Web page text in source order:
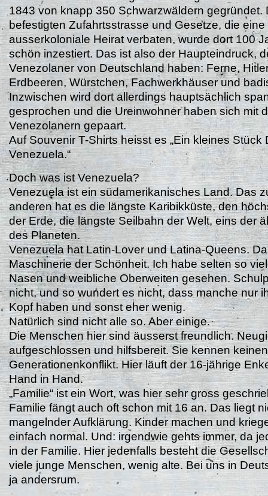
1843 von knapp 350 Schwarzwäldern gegründet.
befestigten Zufahrtsstrasse und Gesetze, die eine
ausserkoloniale Heirat verbaten, wurde dort 100
schön inzestiert. Das ist also der Haupteindruck,
Venezolaner von Deutschland haben: Ferne,
Erdbeeren, Würstchen, Fachwerkhäuser und
Inzwischen wird dort allerdings hauptsächlich
gesprochen und die Ureinwohner haben sich mit
Venezolanern gepaart.
Auf Souvenir T-Shirts heisst es „Ein kleines Stück
Venezuela.“
Doch was ist Venezuela?
Venezuela ist ein südamerikanisches Land. Das
anderen hat es die längste Karibikküste, den
der Erde, die längste Seilbahn der Welt, eins der
des Planeten.
Venezuela hat Latin-Lover und Latina-Queens.
Maschinerie der Schönheit. Ich habe selten so
Nasen und weibliche Oberweiten gesehen.
nicht, und so wundert es nicht, dass manche nur
Kopf haben und sonst eher wenig.
Natürlich sind nicht alle so. Aber einige.
Die Menschen hier sind äusserst freundlich.
aufgeschlossen und hilfsbereit. Sie kennen keinen
Generationenkonflikt. Hier läuft der 16-jährige
Hand in Hand.
„Familie“ ist ein Wort, was hier sehr gross
Familie fängt auch oft schon mit 16 an. Das liegt
mangelnder Aufklärung. Kinder machen und
einfach normal. Und: irgendwie gehts immer, da
in der Familie. Hier jedenfalls besteht die
viele junge Menschen, wenig alte. Bei uns in
ja andersrum.